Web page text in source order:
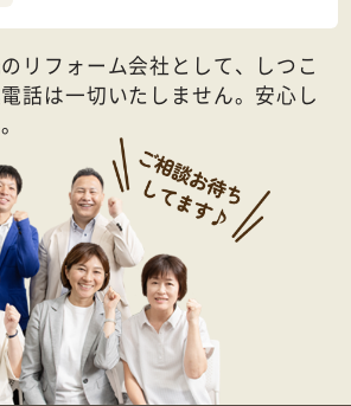
リフォーム会社として、しつこ
話は一切いたしません。安心し